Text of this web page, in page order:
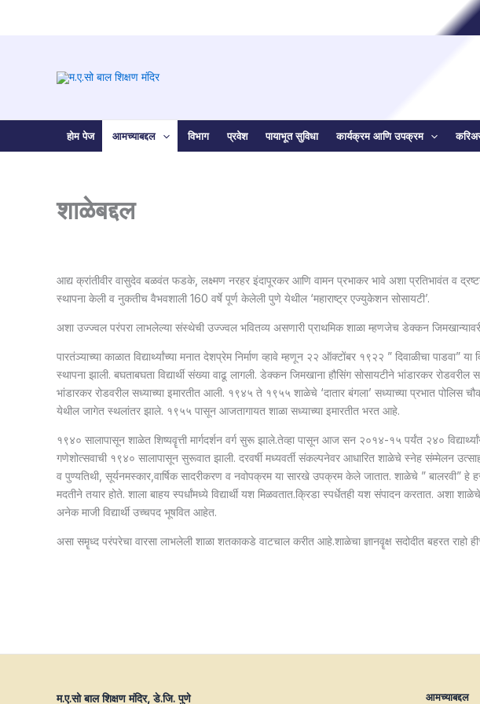
होम पेज आमच्याबद्दल विभाग प्रवेश पायाभूत सुविधा कार्यक्रम आणि उपक्रम
शाळेबद्दल
आद्य क्रांतीवीर वासुदेव बळवंत फडके, लक्ष्मण नरहर इंदापूरकर आणि वामन प्रभाकर भावे अशा प्रतिभावंत व
स्थापना केली व नुकतीच वैभवशाली 160 वर्षे पूर्ण केलेली पुणे येथील ‘महाराष्ट्र एज्युकेशन सोसायटी’.
अशा उज्ज्वल परंपरा लाभलेल्या संस्थेची उज्ज्वल भवितव्य असणारी प्राथमिक शाळा म्हणजेच डेक्कन
पारतंञ्याच्या काळात विद्यार्थ्यांच्या मनात देशप्रेम निर्माण व्हावे म्हणून २२ ऑक्टोंबर १९२२ ” दिवाळीचा
स्थापना झाली. बघताबघता विद्यार्थी संख्या वाढू लागली. डेक्कन जिमखाना हौसिंग सोसायटीने भांडारकर
भांडारकर रोडवरील सध्याच्या इमारतीत आली. १९४५ ते १९५५ शाळेचे ‘दातार बंगला’ सध्याच्या प्रभात पोलिस
येथील जागेत स्थलांतर झाले. १९५५ पासून आजतागायत शाळा सध्याच्या इमारतीत भरत आहे.
१९४० सालापासून शाळेत शिष्यवॄत्ती मार्गदर्शन वर्ग सुरू झाले.तेव्हा पासून आज सन २०१४-१५ पर्यंत २४०
गणेशोत्सवाची १९४० सालापासून सुरूवात झाली. दरवर्षी मध्यवर्ती संकल्पनेवर आधारित शाळेचे स्नेह संम्मेलन
व पुण्यतिथी, सूर्यनमस्कार,वार्षिक सादरीकरण व नवोपक्रम या सारखे उपक्रम केले जातात. शाळेचे ” बालरवी” हे
मदतीने तयार होते. शाला बाहय स्पर्धांमध्ये विद्यार्थी यश मिळवतात.क्रिडा स्पर्धेतही यश संपादन करतात. अशा
अनेक माजी विद्यार्थी उच्चपद भूषवित आहेत.
असा समॄध्द परंपरेचा वारसा लाभलेली शाळा शतकाकडे वाटचाल करीत आहे.शाळेचा ज्ञानवॄक्ष सदोदीत बहरत राहो
म.ए.सो बाल शिक्षण मंदिर, डे.जि. पुणे आमच्याबद्दल